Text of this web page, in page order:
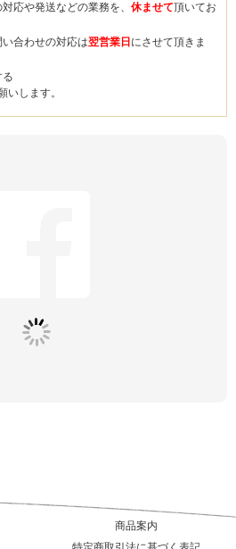
応や発送などの業務を、 休ませて頂いてお
合わせの対応は翌営業日 にさせて頂きま
いします。
商品案内